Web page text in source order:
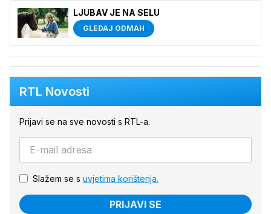
LJUBAV JE NA SELU
GLEDAJ ODMAH
RTL Novosti
Prijavi se na sve novosti s RTL-a.
Slažem se s uvjetima korištenja.
PRIJAVI SE